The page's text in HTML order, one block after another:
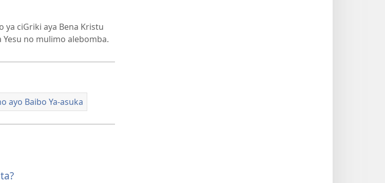
ya ciGriki aya Bena Kristu
no mulimo alebomba.
ayo Baibo Ya-asuka